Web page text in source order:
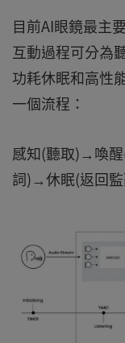
目前AI眼鏡最主
互動過程可分為
功耗休眠和高性
一個流程：
感知(聽取)→喚
詞)→休眠(返回